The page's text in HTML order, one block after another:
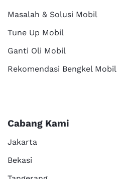
Masalah & Solusi Mobil
Tune Up Mobil
Ganti Oli Mobil
Rekomendasi Bengkel Mobil
Cabang Kami
Jakarta
Bekasi